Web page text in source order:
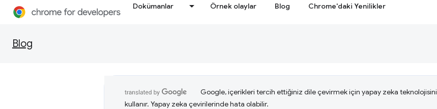
Dokümanlar Örnek olaylar Blog Chrome'daki Yenilikler
Blog
Google, içerikleri tercih ettiğiniz dile çevirmek için yapay zeka teknolojisini
kullanır. Yapay zeka çevirilerinde hata olabilir.